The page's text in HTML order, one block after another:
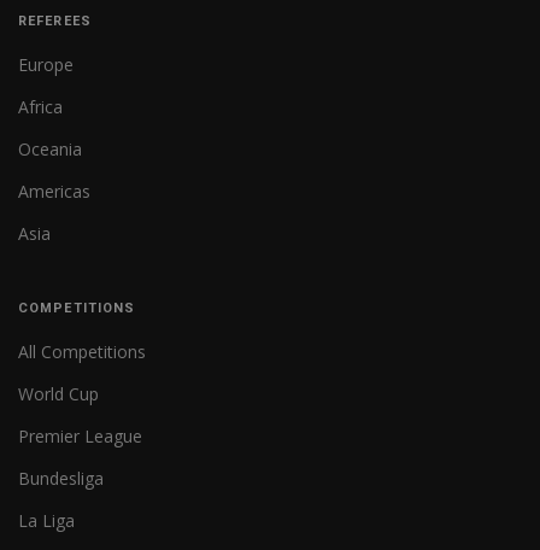
REFEREES
Europe
Africa
Oceania
Americas
Asia
COMPETITIONS
All Competitions
World Cup
Premier League
Bundesliga
La Liga